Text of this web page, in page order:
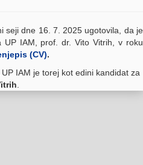
seji dne 16. 7. 2025 ugotovila, da je
UP IAM, prof. dr. Vito Vitrih, v roku
(CV).
IAM je torej kot edini kandidat za